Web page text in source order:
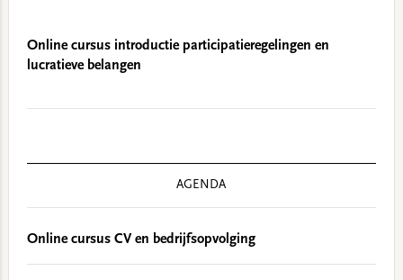
Online cursus introductie participatieregelingen en
lucratieve belangen
AGENDA
Online cursus CV en bedrijfsopvolging